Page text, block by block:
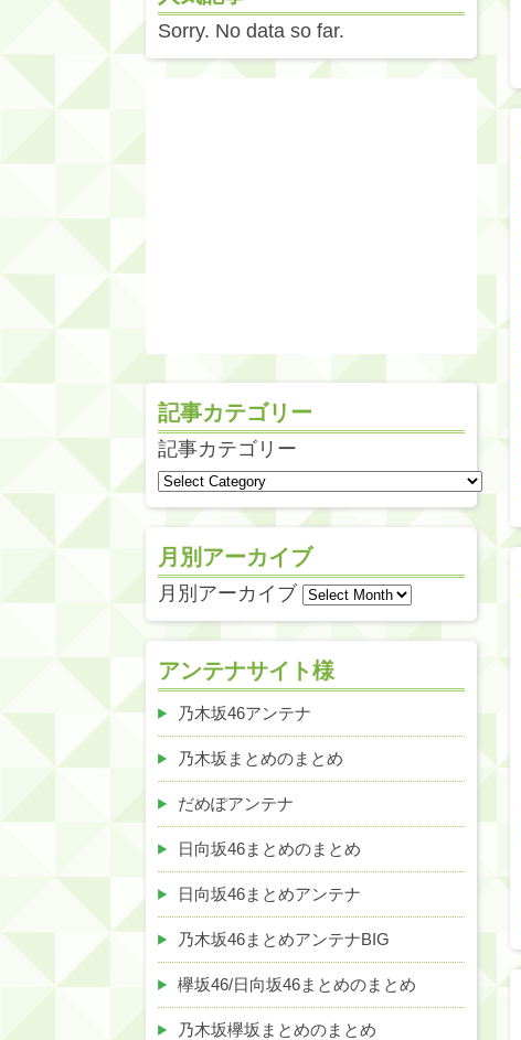
Sorry. No data so far.
記事カテゴリー
記事カテゴリー
月別アーカイブ
月別アーカイブ
アンテナサイト様
乃木坂46アンテナ
乃木坂まとめのまとめ
だめぽアンテナ
日向坂46まとめのまとめ
日向坂46まとめアンテナ
乃木坂46まとめアンテナBIG
欅坂46/日向坂46まとめのまとめ
乃木坂欅坂まとめのまとめ